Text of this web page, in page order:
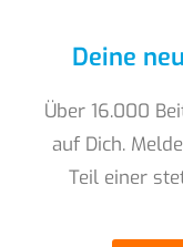
Deine
Über 16.000
auf Dich.
Teil einer